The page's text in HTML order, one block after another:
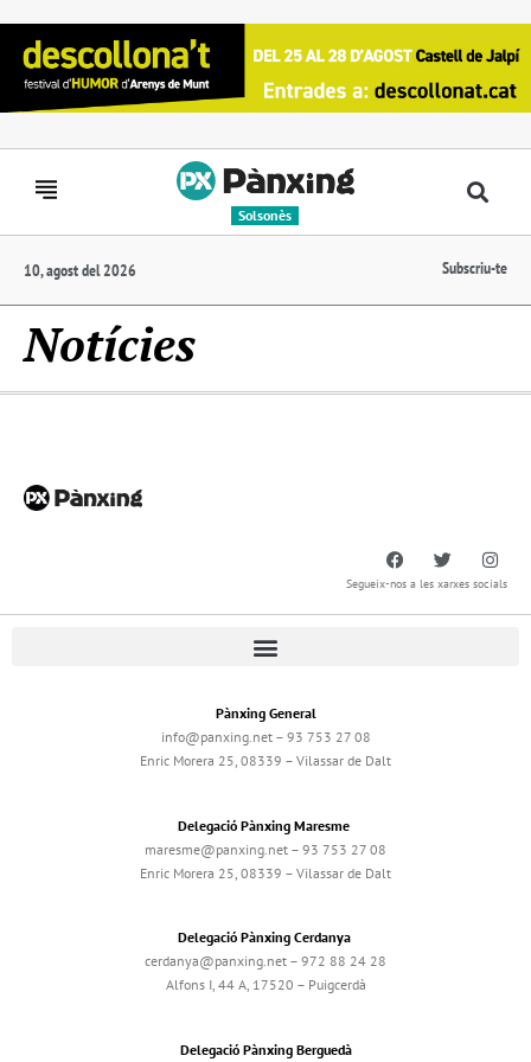
Solsonès
10, agost del 2026 Subscriu-te
Notícies
Segueix-nos a les xarxes socials
Pànxing General
info@panxing.net – 93 753 27 08
Enric Morera 25, 08339 – Vilassar de Dalt
Delegació Pànxing Maresme
maresme@panxing.net – 93 753 27 08
Enric Morera 25, 08339 – Vilassar de Dalt
Delegació Pànxing Cerdanya
cerdanya@panxing.net – 972 88 24 28
Alfons I, 44 A, 17520 – Puigcerdà
Delegació Pànxing Berguedà